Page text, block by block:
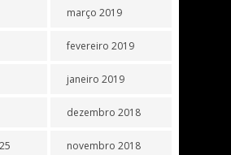
março 2019
fevereiro 2019
janeiro 2019
dezembro 2018
novembro 2018